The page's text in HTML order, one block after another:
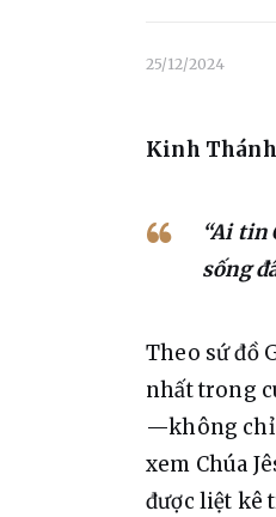
25/12/2024
Kinh
“Ai tin
sống
Theo sứ đồ
nhất trong
—không chỉ
xem Chúa
được liệt kê